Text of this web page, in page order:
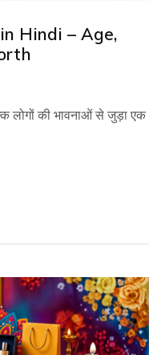
Hindi – Age,
लोगों की भावनाओं से जुड़ा एक